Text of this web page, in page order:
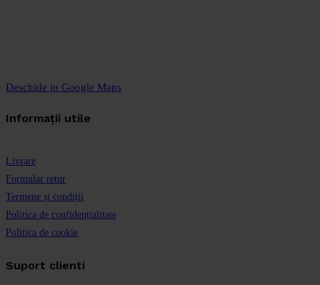
Deschide in Google Maps
Informații utile
Livrare
Formular retur
Termene și condiții
Politica de confidențialitate
Politica de cookie
Suport clienti